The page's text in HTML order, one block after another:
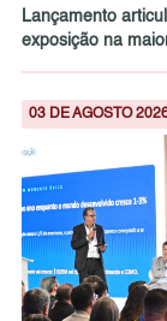
Lançamento
exposição na
03 DE AGOSTO